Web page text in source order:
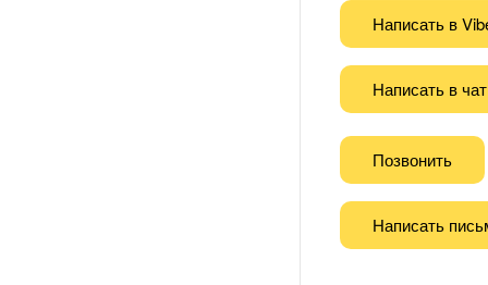
Написать в
Написать в чат
Позвонить
Написать